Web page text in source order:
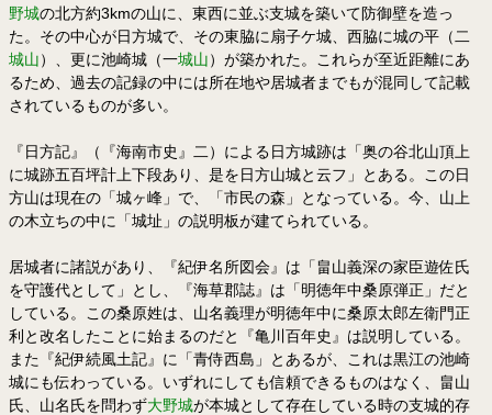
野城の北方約3kmの山に、東西に並ぶ支城を築いて防御壁を造っ
た。その中心が日方城で、その東脇に扇子ケ城、西脇に城の平（二
城山）、更に池崎城（一城山）が築かれた。これらが至近距離にあ
るため、過去の記録の中には所在地や居城者までもが混同して記載
されているものが多い。
『日方記』（『海南市史』二）による日方城跡は「奥の谷北山頂上
に城跡五百坪計上下段あり、是を日方山城と云フ」とある。この日
方山は現在の「城ヶ峰」で、「市民の森」となっている。今、山上
の木立ちの中に「城址」の説明板が建てられている。
居城者に諸説があり、『紀伊名所図会』は「畠山義深の家臣遊佐氏
を守護代として」とし、『海草郡誌』は「明徳年中桑原弾正」だと
している。この桑原姓は、山名義理が明徳年中に桑原太郎左衛門正
利と改名したことに始まるのだと『亀川百年史』は説明している。
また『紀伊続風土記』に「青侍西島」とあるが、これは黒江の池崎
城にも伝わっている。いずれにしても信頼できるものはなく、畠山
氏、山名氏を問わず大野城が本城として存在している時の支城的存